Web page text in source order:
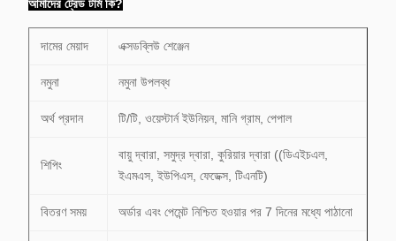
আমাদের ট্রেড টার্ম কি?
দামের মেয়াদ এক্সডব্লিউ শেঞ্জেন
নমুনা নমুনা উপলব্ধ
অর্থ প্রদান টি/টি, ওয়েস্টার্ন ইউনিয়ন, মানি গ্রাম, পেপাল
শিপিং
বায়ু দ্বারা, সমুদ্র দ্বারা, কুরিয়ার দ্বারা ((ডিএইচএল,
ইএমএস, ইউপিএস, ফেডেক্স, টিএনটি)
বিতরণ সময় অর্ডার এবং পেমেন্ট নিশ্চিত হওয়ার পর 7 দিনের মধ্যে পাঠানো